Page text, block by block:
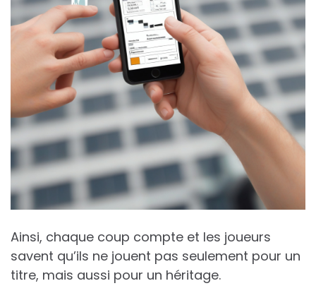
Ainsi, chaque coup compte et les joueurs
savent qu’ils ne jouent pas seulement pour un
titre, mais aussi pour un héritage.